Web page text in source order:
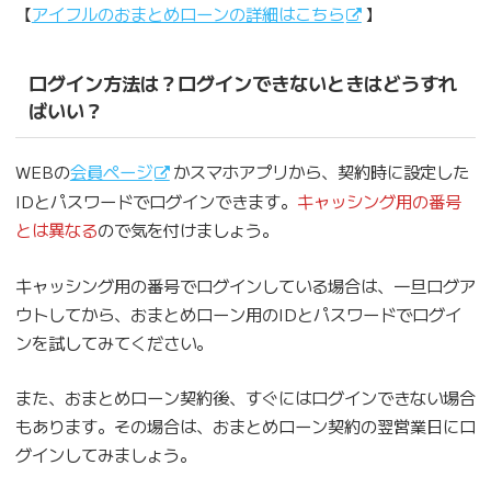
【アイフルのおまとめローンの詳細はこちら 】
ログイン方法は？ログインできないときはどうすれ
ばいい？
WEBの会員ページ
かスマホアプリから、契約時に設定した
IDとパスワードでログインできます。 キャッシング用の番号
とは異なるので気を付けましょう。
キャッシング用の番号でログインしている場合は、一旦ログア
ウトしてから、おまとめローン用のIDとパスワードでログイ
ンを試してみてください。
また、おまとめローン契約後、すぐにはログインできない場合
もあります。その場合は、おまとめローン契約の翌営業日にロ
グインしてみましょう。